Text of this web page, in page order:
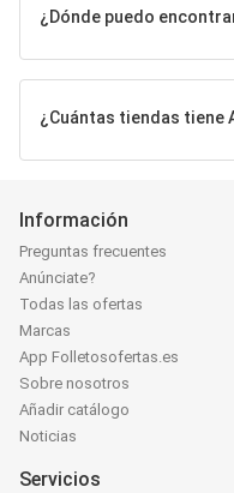
¿Dónde puedo
¿Cuántas tiendas tiene
Información
Preguntas frecuentes
Anúnciate?
Todas las ofertas
Marcas
App Folletosofertas.es
Sobre nosotros
Añadir catálogo
Noticias
Servicios